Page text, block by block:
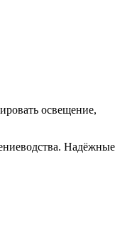
освещение,
Надёжные